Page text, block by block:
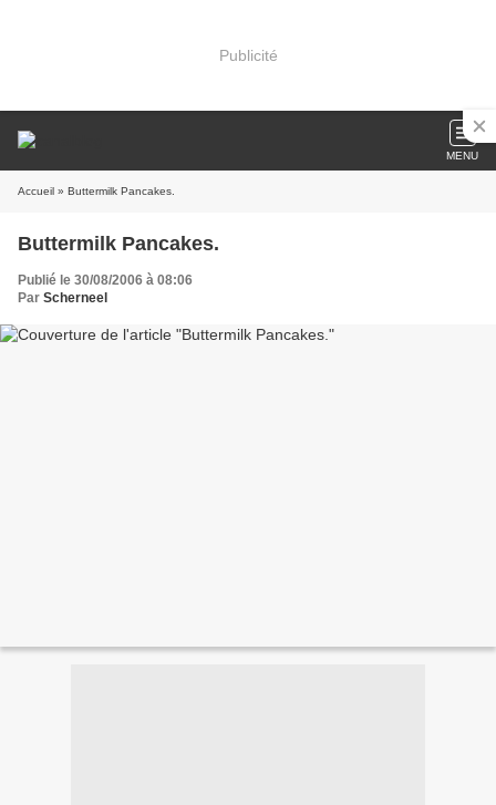
Publicité
MENU
Accueil » Buttermilk Pancakes.
Buttermilk Pancakes.
Publié le 30/08/2006 à 08:06
Par Scherneel